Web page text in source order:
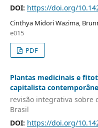
DOI: https://doi.org/
Cinthya Midori Wazima,
e015
PDF
Plantas medicinais e
capitalista
revisão integrativa sobre
Brasil
DOI: https://doi.org/